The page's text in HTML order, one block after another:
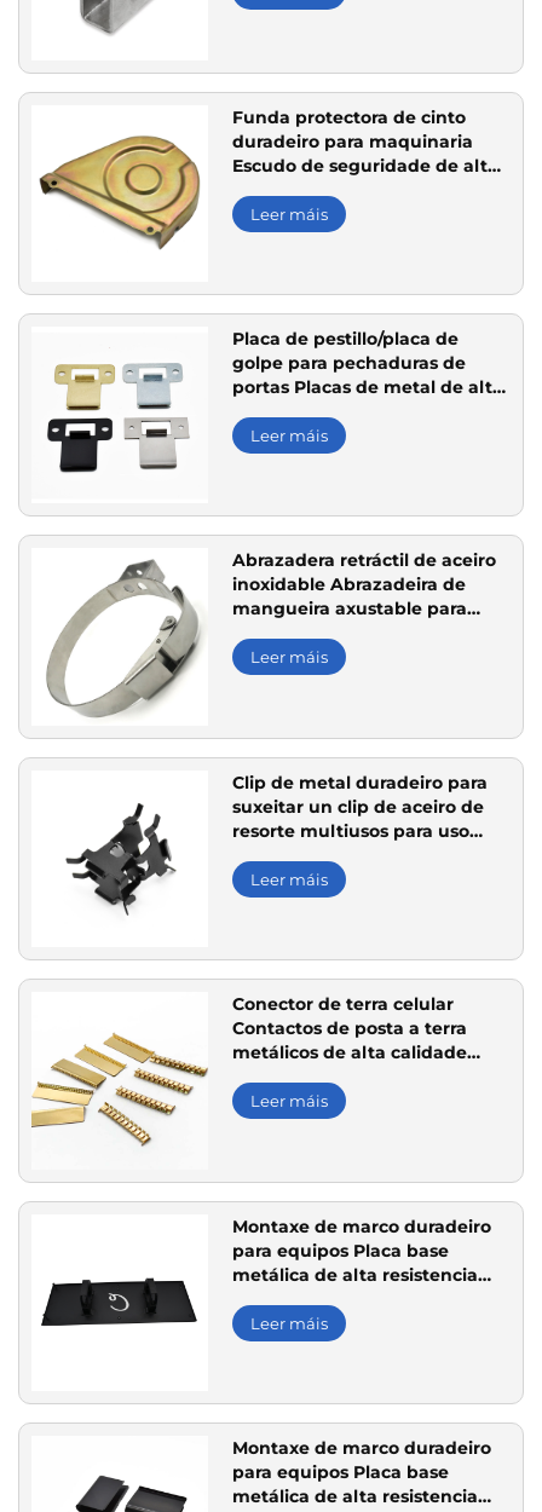
Funda protectora de cinto
duradeiro para maquinaria
Escudo de seguridade de alta
Leer máis
Placa de pestillo/placa de
golpe para pechaduras de
portas Placas de metal de alta
Leer máis
Abrazadera retráctil de aceiro
inoxidable Abrazadeira de
mangueira axustable para
Leer máis
Clip de metal duradeiro para
suxeitar un clip de aceiro de
resorte multiusos para uso
Leer máis
Conector de terra celular
Contactos de posta a terra
metálicos de alta calidade
Leer máis
Montaxe de marco duradeiro
para equipos Placa base
metálica de alta resistencia
Leer máis
Montaxe de marco duradeiro
para equipos Placa base
metálica de alta resistencia